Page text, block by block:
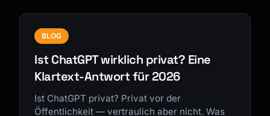
BLOG
Ist ChatGPT wirklich privat? Eine
Klartext-Antwort für 2026
Ist ChatGPT privat? Privat vor der
Öffentlichkeit — vertraulich aber nicht. Was